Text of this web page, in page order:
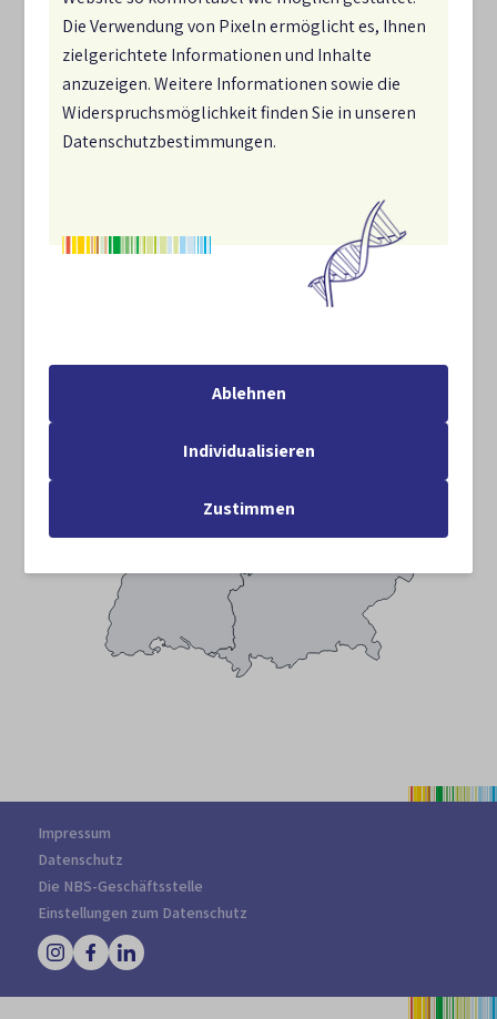
Die Verwendung von Pixeln ermöglicht es, Ihnen
zielgerichtete Informationen und Inhalte
anzuzeigen. Weitere Informationen sowie die
Widerspruchsmöglichkeit finden Sie in unseren
Datenschutzbestimmungen.
Ablehnen
Individualisieren
Zustimmen
Über die Karte erhalten Sie einen Überblick über die
Strategien in den einzelnen Bundesländern.
Impressum
Datenschutz
Die NBS-Geschäftsstelle
Einstellungen zum Datenschutz